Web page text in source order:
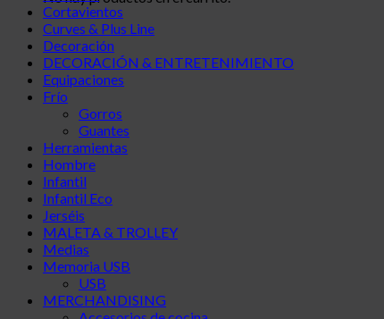
Cortavientos
Curves & Plus Line
Decoración
DECORACIÓN & ENTRETENIMIENTO
Equipaciones
Frío
Gorros
Guantes
Herramientas
Hombre
Infantil
Infantil Eco
Jerséis
MALETA & TROLLEY
Medias
Memoria USB
USB
MERCHANDISING